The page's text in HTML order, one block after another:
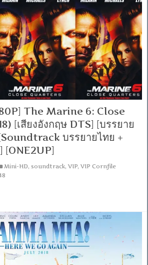
The Marine 6: Close
[เสียงอังกฤษ DTS] [บรรยาย
บรรยายไทย +
[ONE2UP]
Mini-HD, soundtrack,VIP,VIP Cornfile